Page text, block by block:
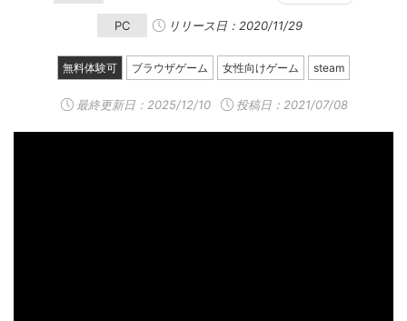
PC リリース日：2020/11/29
無料体験可 ブラウザゲーム 女性向けゲーム steam
最終更新日： 2025/12/10 投稿日：2021/07/08